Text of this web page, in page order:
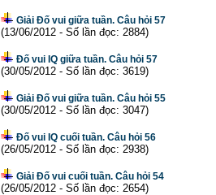
Giải Đố vui giữa tuần. Câu hỏi 57
(13/06/2012 - Số lần đọc: 2884)
Đố vui IQ giữa tuần. Câu hỏi 57
(30/05/2012 - Số lần đọc: 3619)
Giải Đố vui giữa tuần. Câu hỏi 55
(30/05/2012 - Số lần đọc: 3047)
Đố vui IQ cuối tuần. Câu hỏi 56
(26/05/2012 - Số lần đọc: 2938)
Giải Đố vui cuối tuần. Câu hỏi 54
(26/05/2012 - Số lần đọc: 2654)